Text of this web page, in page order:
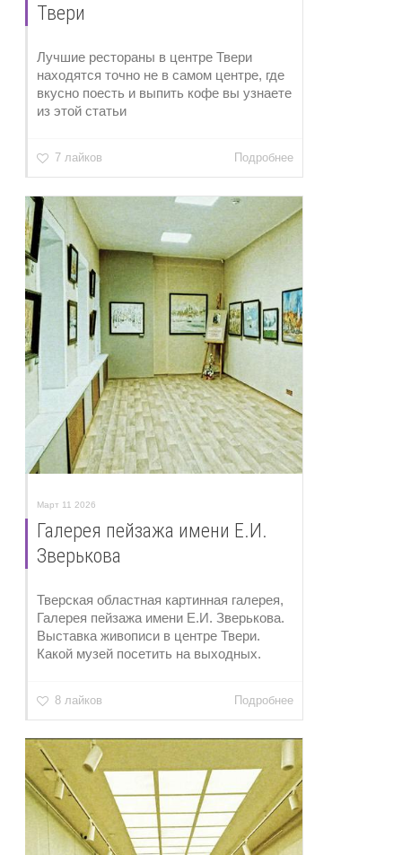
Твери
Лучшие рестораны в центре Твери
находятся точно не в самом центре, где
вкусно поесть и выпить кофе вы узнаете
из этой статьи
7 лайков Подробнее
Март 11 2026
Галерея пейзажа имени Е.И.
Зверькова
Тверская областная картинная галерея,
Галерея пейзажа имени Е.И. Зверькова.
Выставка живописи в центре Твери.
Какой музей посетить на выходных.
8 лайков Подробнее